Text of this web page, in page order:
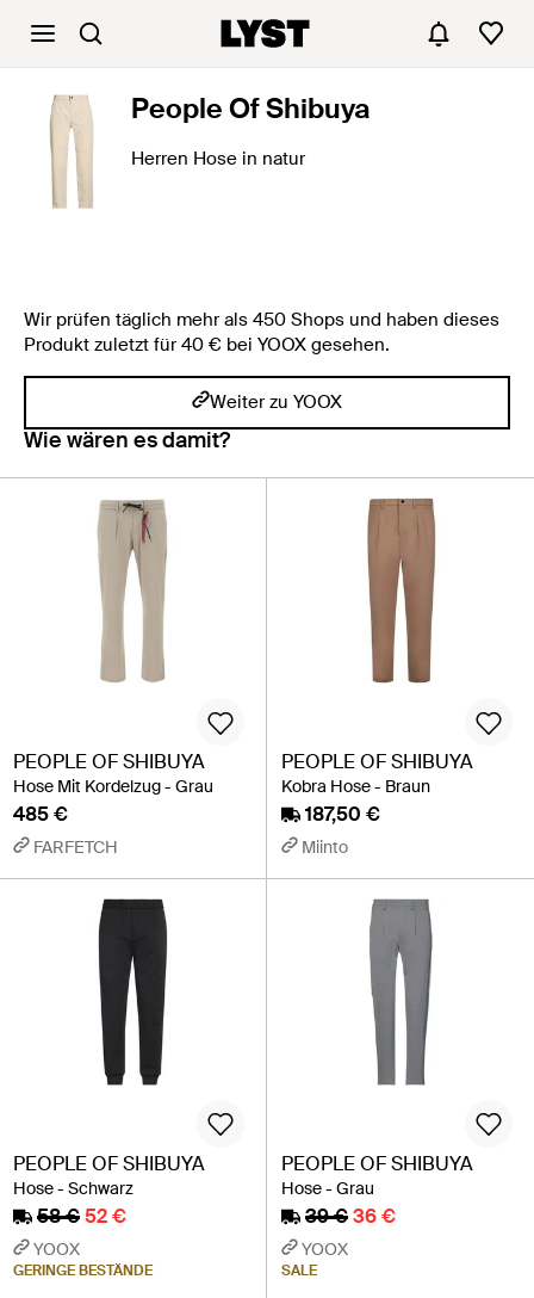
People Of Shibuya
Herren Hose in natur
Wir prüfen täglich mehr als 450 Shops und haben dieses
Produkt zuletzt für 40 € bei YOOX gesehen.
Weiter zu YOOX
Wie wären es damit?
PEOPLE OF SHIBUYA
Hose Mit Kordelzug - Grau
485 €
FARFETCH
PEOPLE OF SHIBUYA
Kobra Hose - Braun
187,50 €
Miinto
PEOPLE OF SHIBUYA
Hose - Schwarz
58 €52 €
YOOX
GERINGE BESTÄNDE
PEOPLE OF SHIBUYA
Hose - Grau
39 €36 €
YOOX
SALE